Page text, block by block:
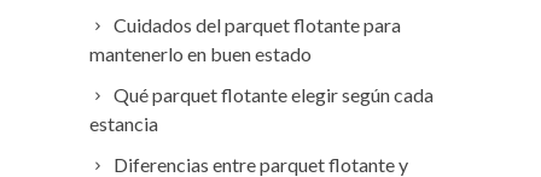
Cuidados del parquet flotante para
mantenerlo en buen estado
Qué parquet flotante elegir según cada
estancia
Diferencias entre parquet flotante y